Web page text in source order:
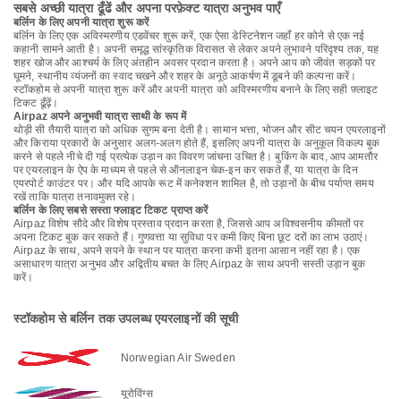
सबसे अच्छी यात्रा ढूँढें और अपना परफ़ेक्ट यात्रा अनुभव पाएँ
बर्लिन के लिए अपनी यात्रा शुरू करें
बर्लिन के लिए एक अविस्मरणीय एडवेंचर शुरू करें, एक ऐसा डेस्टिनेशन जहाँ हर कोने से एक नई
कहानी सामने आती है। अपनी समृद्ध सांस्कृतिक विरासत से लेकर अपने लुभावने परिदृश्य तक, यह
शहर खोज और आश्चर्य के लिए अंतहीन अवसर प्रदान करता है। अपने आप को जीवंत सड़कों पर
घूमने, स्थानीय व्यंजनों का स्वाद चखने और शहर के अनूठे आकर्षण में डूबने की कल्पना करें।
स्टॉकहोम से अपनी यात्रा शुरू करें और अपनी यात्रा को अविस्मरणीय बनाने के लिए सही फ़्लाइट
टिकट ढूँढ़ें।
Airpaz अपने अनुभवी यात्रा साथी के रूप में
थोड़ी सी तैयारी यात्रा को अधिक सुगम बना देती है। सामान भत्ता, भोजन और सीट चयन एयरलाइनों
और किराया प्रकारों के अनुसार अलग-अलग होते हैं, इसलिए अपनी यात्रा के अनुकूल विकल्प बुक
करने से पहले नीचे दी गई प्रत्येक उड़ान का विवरण जांचना उचित है। बुकिंग के बाद, आप आमतौर
पर एयरलाइन के ऐप के माध्यम से पहले से ऑनलाइन चेक-इन कर सकते हैं, या यात्रा के दिन
एयरपोर्ट काउंटर पर। और यदि आपके रूट में कनेक्शन शामिल है, तो उड़ानों के बीच पर्याप्त समय
रखें ताकि यात्रा तनावमुक्त रहे।
बर्लिन के लिए सबसे सस्ता फ्लाइट टिकट प्राप्त करें
Airpaz विशेष सौदे और विशेष प्रस्ताव प्रदान करता है, जिससे आप अविश्वसनीय कीमतों पर
अपना टिकट बुक कर सकते हैं। गुणवत्ता या सुविधा पर कमी किए बिना छूट दरों का लाभ उठाएं।
Airpaz के साथ, अपने सपने के स्थान पर यात्रा करना कभी इतना आसान नहीं रहा है। एक
असाधारण यात्रा अनुभव और अद्वितीय बचत के लिए Airpaz के साथ अपनी सस्ती उड़ान बुक
करें।
स्टॉकहोम से बर्लिन तक उपलब्ध एयरलाइनों की सूची
Norwegian Air Sweden
यूरोविंग्स